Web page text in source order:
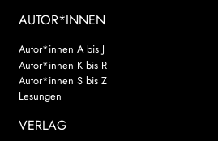
AUTOR*INNEN
Autor*innen A bis J
Autor*innen K bis R
Autor*innen S bis Z
Lesungen
VERLAG